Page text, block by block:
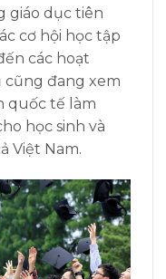
giáo dục tiên
cơ hội học tập
các hoạt
cũng đang xem
quốc tế làm
học sinh và
Việt Nam.